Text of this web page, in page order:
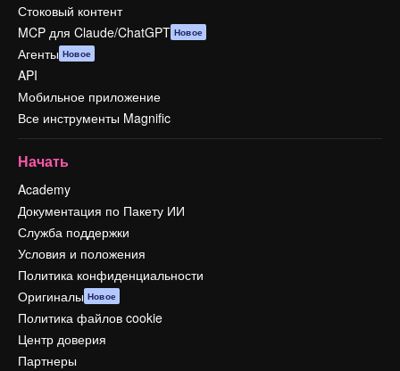
Стоковый контент
MCP для Claude/ChatGPT Новое
Агенты Новое
API
Мобильное приложение
Все инструменты Magnific
Начать
Academy
Документация по Пакету ИИ
Служба поддержки
Условия и положения
Политика конфиденциальности
Оригиналы Новое
Политика файлов cookie
Центр доверия
Партнеры